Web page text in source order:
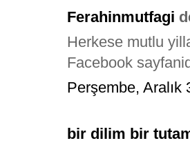
Ferahinmutfagi
Herkese mutlu
Facebook
Perşembe, Aralık
bir dilim bir